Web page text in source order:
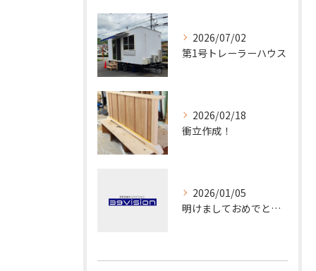
2026/07/02
第1号トレーラーハウス
2026/02/18
衝立作成！
2026/01/05
明けましておめでとうございます！